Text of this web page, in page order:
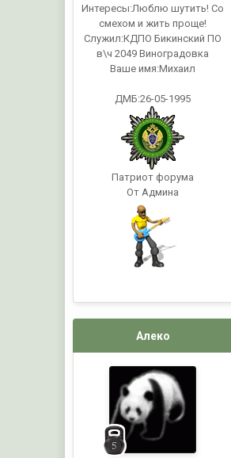
Интересы:Люблю шутить! Со
смехом и жить проще!
Служил:КДПО Бикинский ПО
в\ч 2049 Виноградовка
Ваше имя:Михаил
ДМБ:26-05-1995
Патриот форума
От Админа
Алеко